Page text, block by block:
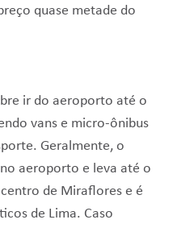
quase metade do
ir do aeroporto até o
vans e micro-ônibus
Geralmente, o
aeroporto e leva até o
centro de Miraflores e é
de Lima. Caso